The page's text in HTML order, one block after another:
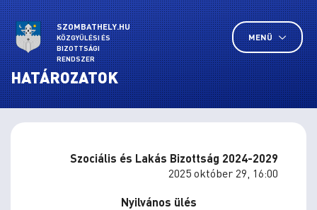
SZOMBATHELY.HU
KÖZGYŰLÉSI ÉS
BIZOTTSÁGI
RENDSZER
MENÜ
HATÁROZATOK
Szociális és Lakás Bizottság 2024-2029
2025 október 29, 16:00
Nyilvános ülés